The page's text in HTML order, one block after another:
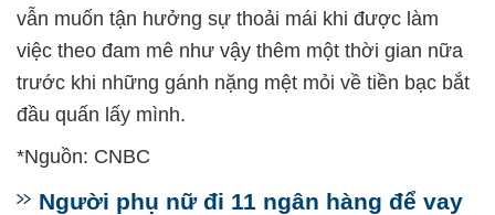
vẫn muốn tận hưởng sự thoải mái khi được làm
việc theo đam mê như vậy thêm một thời gian nữa
trước khi những gánh nặng mệt mỏi về tiền bạc bắt
đầu quấn lấy mình.
*Nguồn: CNBC
Người phụ nữ đi 11 ngân hàng để vay